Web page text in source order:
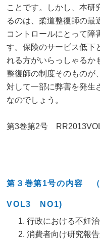
ことです。しかし、本研
るのは、柔道整復師の最
コントロールにとって障
す。保険のサービス低下
れる方がいらっしゃるか
整復師の制度そのものが
対して一部に弊害を発生
なのでしょう。
第3巻第2号
第３巻第1号の内容
VOL3 NO1)
行政における不妊
消費者向け研究報